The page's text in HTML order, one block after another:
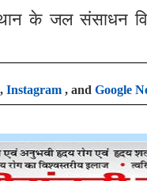
के जल संसाधन
, Instagram , and Google